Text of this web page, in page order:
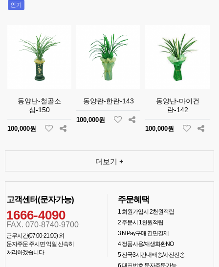
인기
동양난-철골소
심-150
100,000원
동양란-한란-143
100,000원
동양난-마이건
란-142
100,000원
더보기 +
고객센터(문자가능)
1666-4090
FAX. 070-8740-9700
근무시간(07:00-21:00) 외
문자주문 주시면 익일 신속히
처리하겠습니다.
주문혜택
1회원가입시 2천원적립
2주문시 1천원적립
3N Pay구매 간편결제
4정품사용/재생화환NO
5전국3시간내배송/사진전송
6대표번호 문자주문가능